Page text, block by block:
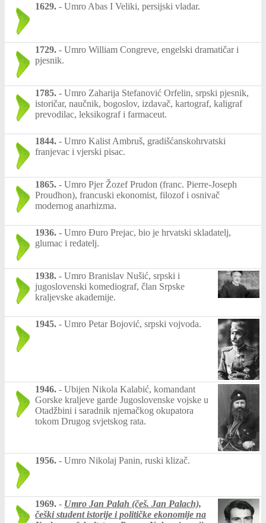
1629. - Umro Abas I Veliki, persijski vladar.
1729. - Umro William Congreve, engelski dramatičar i
pjesnik.
1785. - Umro Zaharija Stefanović Orfelin, srpski pjesnik,
istoričar, naučnik, bogoslov, izdavač, kartograf, kaligraf
prevodilac, leksikograf i farmaceut.
1844. - Umro Kalist Ambruš, gradišćanskohrvatski
franjevac i vjerski pisac.
1865. - Umro Pjer Žozef Prudon (franc. Pierre-Joseph
Proudhon), francuski ekonomist, filozof i osnivač
modernog anarhizma.
1936. - Umro Đuro Prejac, bio je hrvatski skladatelj,
glumac i redatelj.
1938. - Umro Branislav Nušić, srpski i
jugoslovenski komediograf, član Srpske
kraljevske akademije.
1945. - Umro Petar Bojović, srpski vojvoda.
1946. - Ubijen Nikola Kalabić, komandant
Gorske kraljeve garde Jugoslovenske vojske u
Otadžbini i saradnik njemačkog okupatora
tokom Drugog svjetskog rata.
1956. - Umro Nikolaj Panin, ruski klizač.
1969. - Umro Jan Palah (češ. Jan Palach),
češki student istorije i političke ekonomije na